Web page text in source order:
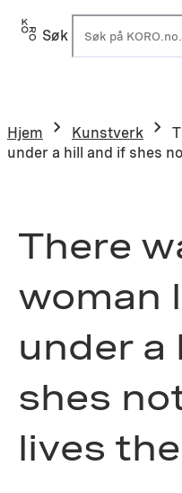
Hopp
Søk
Hjem Kunstverk
under a hill and if shes
There
woman
under a
shes
lives